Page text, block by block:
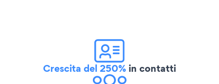
Crescita del 250% in contatti